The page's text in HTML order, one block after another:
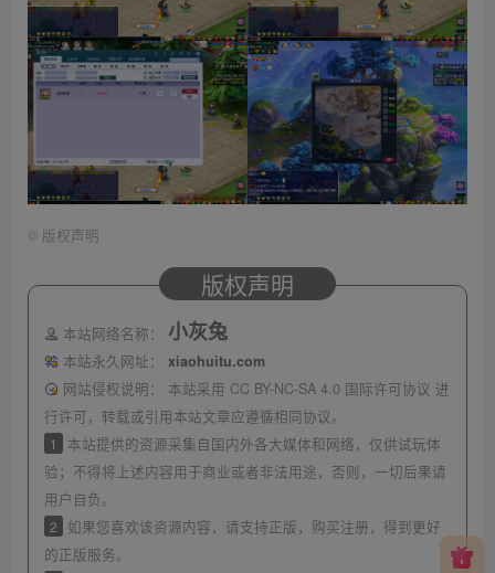
© 版权声明
版权声明
本站网络名称： 小灰兔
本站永久网址：
xiaohuitu.com
网站侵权说明：
本站采用 CC BY-NC-SA 4.0 国际许可协议 进
行许可，转载或引用本站文章应遵循相同协议。
1
本站提供的资源采集自国内外各大媒体和网络，仅供试玩体
验；不得将上述内容用于商业或者非法用途，否则，一切后果请
用户自负。
2
如果您喜欢该资源内容，请支持正版，购买注册，得到更好
的正版服务。